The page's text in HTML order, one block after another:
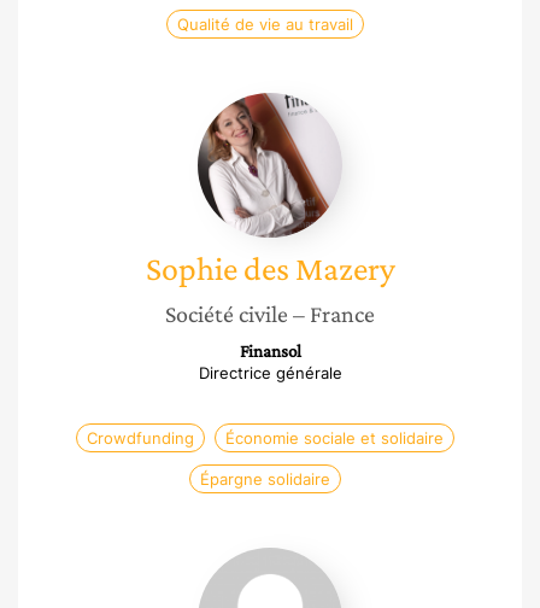
Qualité de vie au travail
Sophie
des
Mazery
Sophie des Mazery
Société civile – France
Finansol
Directrice générale
Crowdfunding Économie sociale et solidaire
Épargne solidaire
Josiane
Robiarivony